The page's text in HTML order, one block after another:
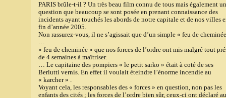
PARIS brûle-t-il ? Un très beau film connu de tous mais également
question que beaucoup se sont posée en prenant connaissance des
incidents ayant touchés les abords de notre capitale et de nos villes
fin d’année 2005.
Non rassurez-vous, il ne s’agissait que d’un simple « feu de
…
« feu de cheminée » que nos forces de l’ordre ont mis malgré tout
de 4 semaines à maîtriser.
… Le capitaine des pompiers « le petit sarko » était à coté de ses
Berlutti vernis. En effet il voulait éteindre l’énorme incendie au
« karcher » .
Voyant cela, les responsables des « forces » en question, non pas les
enfants des cités ; les forces de l’ordre bien sûr, ceux-ci ont déclaré au